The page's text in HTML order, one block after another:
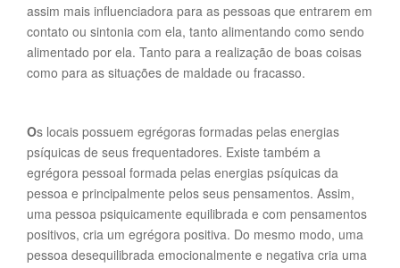
assim mais influenciadora para as pessoas que entrarem em
contato ou sintonia com ela, tanto alimentando como sendo
alimentado por ela. Tanto para a realização de boas coisas
como para as situações de maldade ou fracasso.
Os locais possuem egrégoras formadas pelas energias
psíquicas de seus frequentadores. Existe também a
egrégora pessoal formada pelas energias psíquicas da
pessoa e principalmente pelos seus pensamentos. Assim,
uma pessoa psiquicamente equilibrada e com pensamentos
positivos, cria um egrégora positiva. Do mesmo modo, uma
pessoa desequilibrada emocionalmente e negativa cria uma